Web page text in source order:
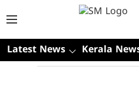
Latest News Kerala